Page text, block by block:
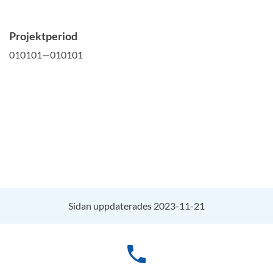
Projektperiod
010101—010101
Sidan uppdaterades 2023-11-21
phone